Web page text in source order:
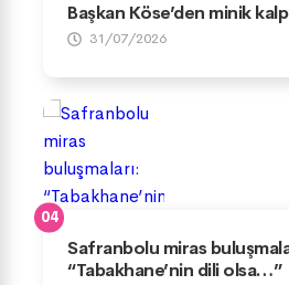
Başkan Köse’den minik
31/07/2026
Safranbolu miras
“Tabakhane’nin dili olsa…”